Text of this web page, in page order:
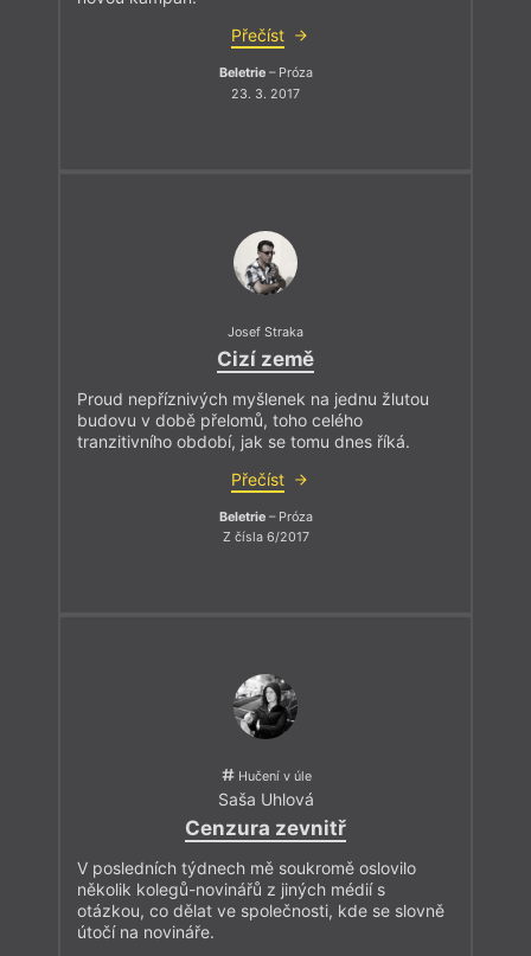
Přečíst
Beletrie– Próza
23. 3. 2017
Josef Straka
Cizí země
Proud nepříznivých myšlenek na jednu žlutou
budovu v době přelomů, toho celého
tranzitivního období, jak se tomu dnes říká.
Přečíst
Beletrie– Próza
Z čísla 6/2017
Hučení v úle
Saša Uhlová
Cenzura zevnitř
V posledních týdnech mě soukromě oslovilo
několik kolegů-novinářů z jiných médií s
otázkou, co dělat ve společnosti, kde se slovně
útočí na novináře.